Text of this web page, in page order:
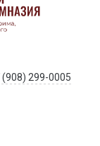
(908) 299-0005